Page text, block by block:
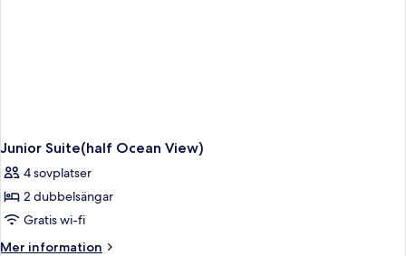
Junior Suite(half Ocean View)
4 sovplatser
2 dubbelsängar
Gratis wi-fi
Mer information
Mer